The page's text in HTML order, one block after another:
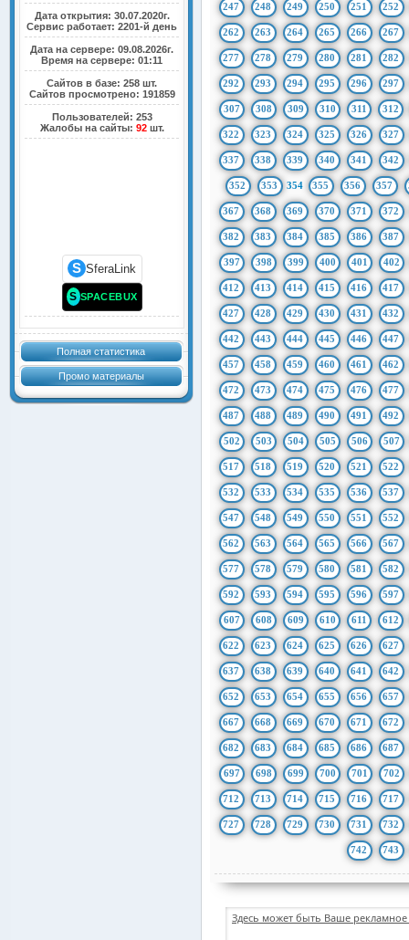
Дата открытия: 30.07.2020г.
Сервис работает: 2201-й день
Дата на сервере: 09.08.2026г.
Время на сервере: 01:11
Сайтов в базе: 258 шт.
Сайтов просмотрено: 191859
Пользователей: 253
Жалобы на сайты: 92шт.
S SferaLink
S SPACEBUX
Полная статистика
Промо материалы
247 248 249 250 251 252
262 263 264 265 266 267
277 278 279 280 281 282
292 293 294 295 296 297
307 308 309 310 311 312
322 323 324 325 326 327
337 338 339 340 341 342
352 353 354 355 356 357
367 368 369 370 371 372
382 383 384 385 386 387
397 398 399 400 401 402
412 413 414 415 416 417
427 428 429 430 431 432
442 443 444 445 446 447
457 458 459 460 461 462
472 473 474 475 476 477
487 488 489 490 491 492
502 503 504 505 506 507
517 518 519 520 521 522
532 533 534 535 536 537
547 548 549 550 551 552
562 563 564 565 566 567
577 578 579 580 581 582
592 593 594 595 596 597
607 608 609 610 611 612
622 623 624 625 626 627
637 638 639 640 641 642
652 653 654 655 656 657
667 668 669 670 671 672
682 683 684 685 686 687
697 698 699 700 701 702
712 713 714 715 716 717
727 728 729 730 731 732
742 743
Здесь может быть Ваше